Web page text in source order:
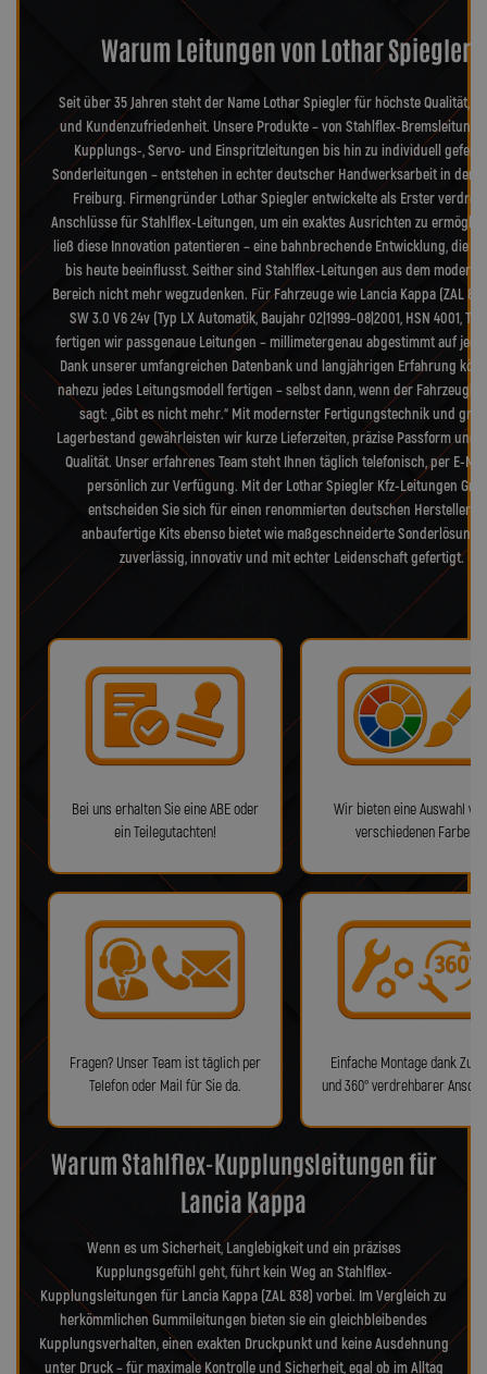
Warum Leitungen von Lothar Spiegler?
Seit über 35 Jahren steht der Name Lothar Spiegler für höchste Qualität,
und Kundenzufriedenheit. Unsere Produkte – von Stahlflex-
Kupplungs-, Servo- und Einspritzleitungen bis hin zu individuell
Sonderleitungen – entstehen in echter deutscher Handwerksarbeit in der
Freiburg. Firmengründer Lothar Spiegler entwickelte als Erster
Anschlüsse für Stahlflex-Leitungen, um ein exaktes Ausrichten zu
ließ diese Innovation patentieren – eine bahnbrechende Entwicklung, die
bis heute beeinflusst. Seither sind Stahlflex-Leitungen aus dem
Bereich nicht mehr wegzudenken. Für Fahrzeuge wie Lancia Kappa (ZAL
SW 3.0 V6 24v (Typ LX Automatik, Baujahr 02|1999–08|2001, HSN 4001,
fertigen wir passgenaue Leitungen – millimetergenau abgestimmt auf
Dank unserer umfangreichen Datenbank und langjährigen Erfahrung
nahezu jedes Leitungsmodell fertigen – selbst dann, wenn der
sagt: „Gibt es nicht mehr.“ Mit modernster Fertigungstechnik und
Lagerbestand gewährleisten wir kurze Lieferzeiten, präzise Passform und
Qualität. Unser erfahrenes Team steht Ihnen täglich telefonisch, per E-
persönlich zur Verfügung. Mit der Lothar Spiegler Kfz-Leitungen
entscheiden Sie sich für einen renommierten deutschen Hersteller,
anbaufertige Kits ebenso bietet wie maßgeschneiderte
zuverlässig, innovativ und mit echter Leidenschaft gefertigt.
Bei uns erhalten Sie eine ABE oder
ein Teilegutachten!
Wir bieten eine Auswahl
verschiedenen Farben!
Fragen? Unser Team ist täglich per
Telefon oder Mail für Sie da.
Einfache Montage dank
und 360° verdrehbarer
Warum Stahlflex-Kupplungsleitungen für
Lancia Kappa
Wenn es um Sicherheit, Langlebigkeit und ein präzises
Kupplungsgefühl geht, führt kein Weg an Stahlflex-
Kupplungsleitungen für Lancia Kappa (ZAL 838) vorbei. Im Vergleich zu
herkömmlichen Gummileitungen bieten sie ein gleichbleibendes
Kupplungsverhalten, einen exakten Druckpunkt und keine Ausdehnung
unter Druck – für maximale Kontrolle und Sicherheit, egal ob im Alltag